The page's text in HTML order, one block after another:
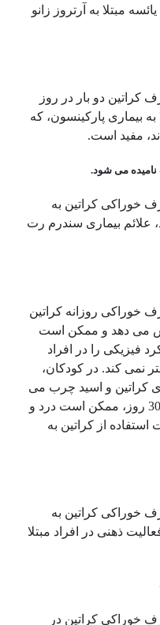
مبتلا به آرتروز زانو
کراتین دو بار در روز
مبتلا به بیماری پارکینسون، که
مفید است.
خوراکی کراتین به
می تواند، علائم بیماری سندرم رت
خوراکی روزانه کراتین
می دهد و ممکن است
فیزیکی را در افراد
نمی کند. در کودکان،
کراتین و اسید چرب می
باشند، دو بار در طول روز به مدت 30 روز، ممکن است درد و
از کراتین به
خوراکی کراتین به
علائم یا فعالیت ذهنی در افراد مبتلا
خوراکی کراتین در